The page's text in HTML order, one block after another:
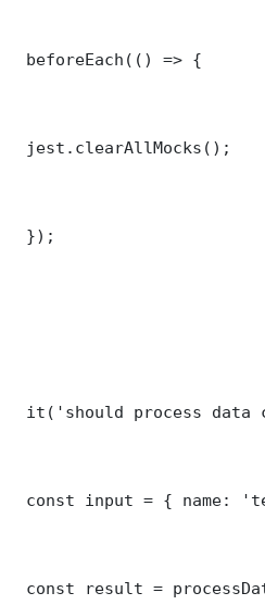
beforeEach(() => {
jest.clearAllMocks();
});
it('should process
const input = { name:
const result =